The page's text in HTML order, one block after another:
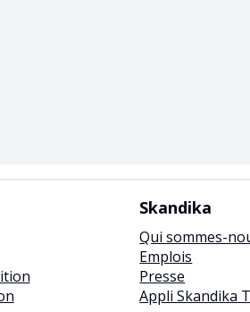
Skandika
Qui sommes-
Emplois
Presse
Appli Skandika